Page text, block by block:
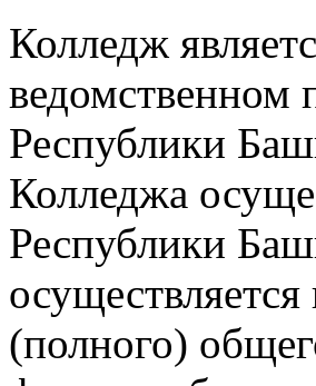
Колледж
ведомственном
Республики
Колледжа
Республики
(полного)